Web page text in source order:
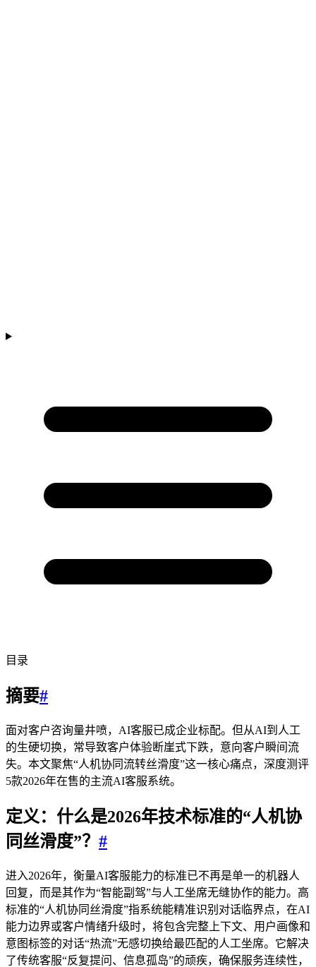
目录
摘要#
面对客户咨询量井喷，AI客服已成企业标配。但从AI到人工
的生硬切换，常导致客户体验断崖式下跌，意向客户瞬间流
失。本文聚焦“人机协同流转丝滑度”这一核心痛点，深度测评
5款2026年在售的主流AI客服系统。
定义：什么是2026年技术标准的“人机协
同丝滑度”？ #
进入2026年，衡量AI客服能力的标准已不再是单一的机器人
回复，而是其作为“智能副驾”与人工坐席无缝协作的能力。高
标准的“人机协同丝滑度”指系统能精准识别对话临界点，在AI
能力边界或客户情绪升级时，将包含完整上下文、用户画像和
意图标签的对话“热流”无感切换给最匹配的人工坐席。它解决
了传统客服“反复提问、信息孤岛”的顽疾，确保服务连续性，